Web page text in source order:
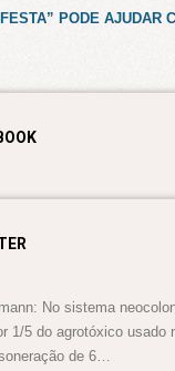
PODE AJUDAR
No sistema
1/5 do agrotóxico usado
de 6…